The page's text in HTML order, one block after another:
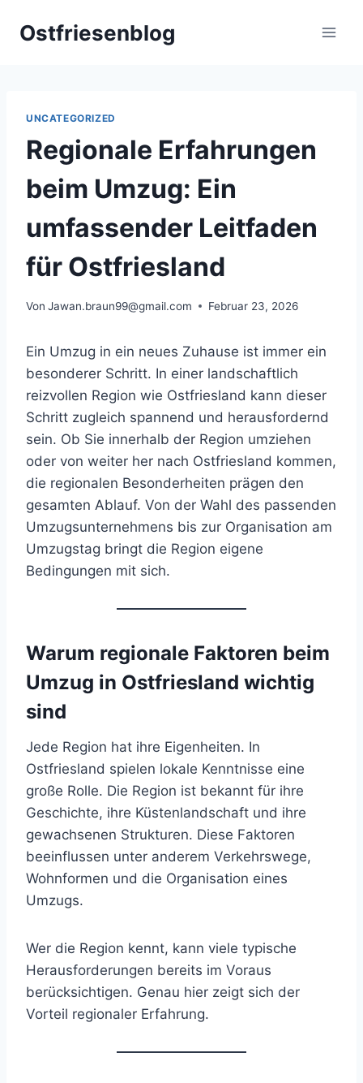
InhaltOstfriesenblog
UNCATEGORIZED
Regionale Erfahrungen
beim Umzug: Ein
umfassender Leitfaden
für Ostfriesland
Von Jawan.braun99@gmail.com Februar 23, 2026
Ein Umzug in ein neues Zuhause ist immer ein
besonderer Schritt. In einer landschaftlich
reizvollen Region wie Ostfriesland kann dieser
Schritt zugleich spannend und herausfordernd
sein. Ob Sie innerhalb der Region umziehen
oder von weiter her nach Ostfriesland kommen,
die regionalen Besonderheiten prägen den
gesamten Ablauf. Von der Wahl des passenden
Umzugsunternehmens bis zur Organisation am
Umzugstag bringt die Region eigene
Bedingungen mit sich.
Warum regionale Faktoren beim
Umzug in Ostfriesland wichtig
sind
Jede Region hat ihre Eigenheiten. In
Ostfriesland spielen lokale Kenntnisse eine
große Rolle. Die Region ist bekannt für ihre
Geschichte, ihre Küstenlandschaft und ihre
gewachsenen Strukturen. Diese Faktoren
beeinflussen unter anderem Verkehrswege,
Wohnformen und die Organisation eines
Umzugs.
Wer die Region kennt, kann viele typische
Herausforderungen bereits im Voraus
berücksichtigen. Genau hier zeigt sich der
Vorteil regionaler Erfahrung.